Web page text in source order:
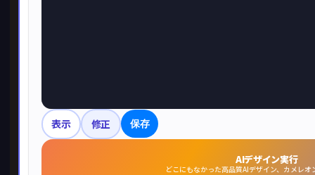
表示 修正 保存
AIデザイン実行
どこにもなかった高品質AIデザイン、カメレ